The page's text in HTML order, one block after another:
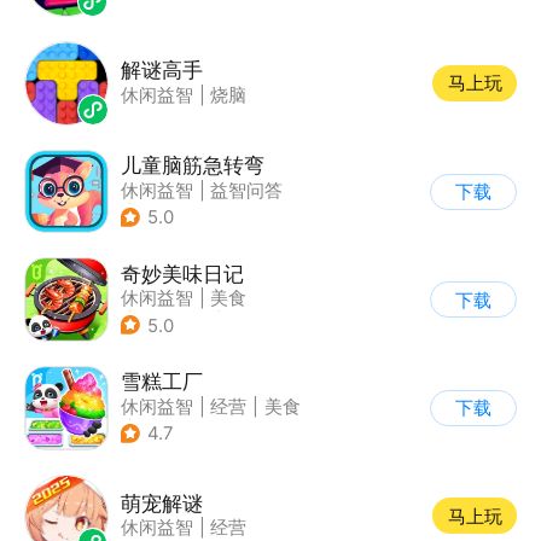
解谜高手
休闲益智 烧脑
马上玩
儿童脑筋急转弯
休闲益智
益智问答
| 儿童游戏
5.0
下载
奇妙美味日记
休闲益智
美食
| 宝宝巴士
5.0
下载
雪糕工厂
休闲益智 经营
美食
| 宝宝巴士
4.7
下载
萌宠解谜
休闲益智 经营
马上玩